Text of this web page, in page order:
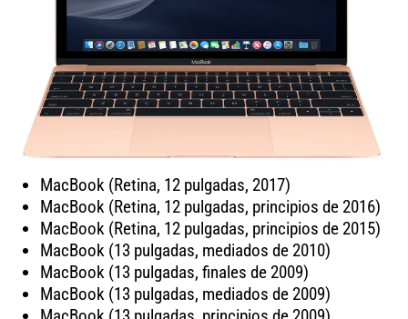
MacBook (Retina, 12 pulgadas, 2017)
MacBook (Retina, 12 pulgadas, principios de 2016)
MacBook (Retina, 12 pulgadas, principios de 2015)
MacBook (13 pulgadas, mediados de 2010)
MacBook (13 pulgadas, finales de 2009)
MacBook (13 pulgadas, mediados de 2009)